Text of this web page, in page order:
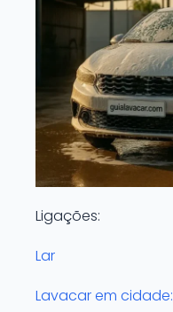
Ligações:
Lar
Lavacar em cidade: